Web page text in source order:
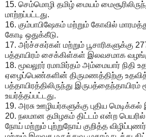
15. செம்மொழி தமிழ் மையம்
மாற்றப்பட்டது.
16. கும்பாபிஷேகம் மற்றும் கோவில்
கோடி ஒதுக்கீடு.
17. அர்ச்சகர்கள் மற்றும் பூசாரிகளுக்கு
பத்தாயிரம் சைக்கிள்கள் இலவசமாக
18. மூவலூர் ரமாமிர்தம் அம்மையார் நிதி
ஏழைப்பெண்களின் திருமணத்திற்கு
பத்தாயிரத்திலிருந்து இருபத்தைந்தாயிரம்
உயர்த்தப்பட்டது.
19. அரசு ஊழியர்களுக்கு புதிய
20. நலமான தமிழகம் திட்டம் என்ற
நோய் மற்றும் புற்றுநோய் குறித்த